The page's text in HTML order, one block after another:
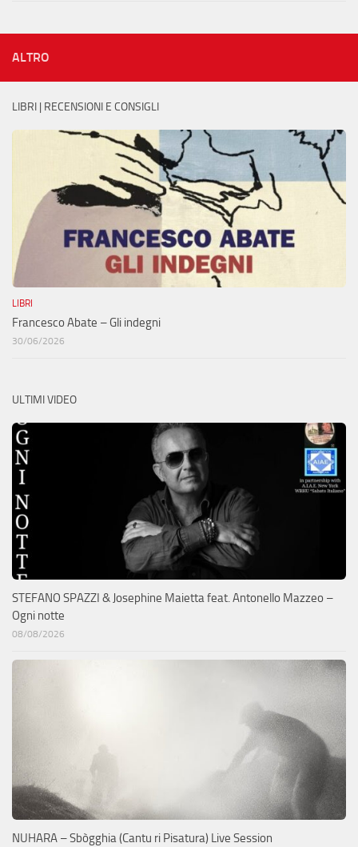
ALTRO
LIBRI | RECENSIONI E CONSIGLI
LIBRI
Francesco Abate – Gli indegni
30/06/2026
ULTIMI VIDEO
STEFANO SPAZZI & Josephine Maietta feat. Antonello Mazzeo –
Ogni notte
08/08/2026
NUHARA – Sbògghia (Cantu ri Pisatura) Live Session